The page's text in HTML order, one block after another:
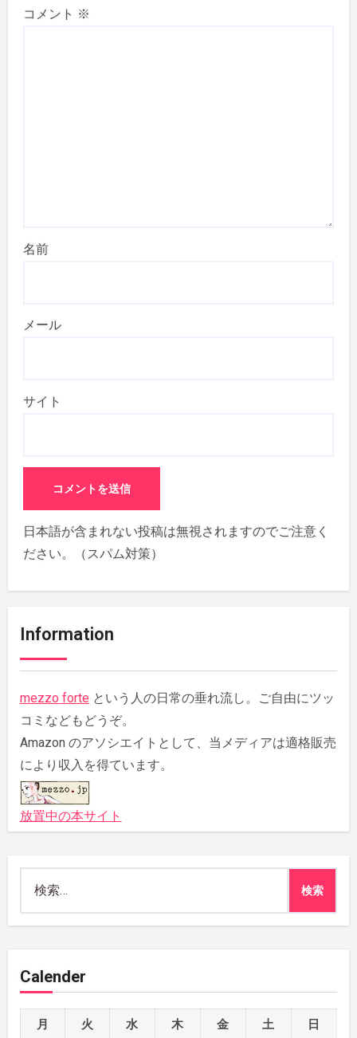
コメント ※
名前
メール
サイト
日本語が含まれない投稿は無視されますのでご注意く
ださい。（スパム対策）
Information
mezzo forte という人の日常の垂れ流し。ご自由にツッ
コミなどもどうぞ。
Amazon のアソシエイトとして、当メディアは適格販売
により収入を得ています。
放置中の本サイト
Calender
月 火 水 木 金 土
日